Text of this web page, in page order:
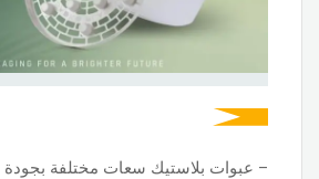
– عبوات بلاستيك سعات مختلفة بجودة